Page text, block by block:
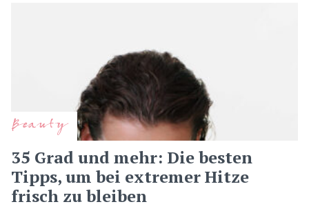
Beauty
35 Grad und mehr: Die besten
Tipps, um bei extremer Hitze
frisch zu bleiben